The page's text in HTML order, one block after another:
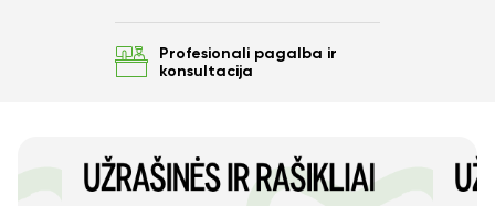
Profesionali pagalba ir
konsultacija
Ne